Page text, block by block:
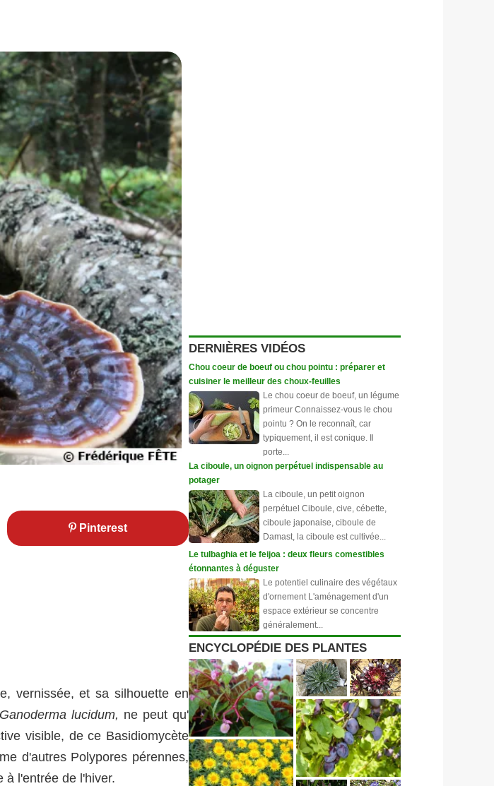
Pinterest
vernissée, et sa silhouette en
Ganoderma lucidum, ne peut qu'
visible, de ce Basidiomycète
d'autres Polypores pérennes,
à l'entrée de l'hiver.
DERNIÈRES VIDÉOS
Chou coeur de boeuf ou chou pointu : préparer et
cuisiner le meilleur des choux-feuilles
Le chou coeur de boeuf, un légume
primeur Connaissez-vous le chou
pointu ? On le reconnaît, car
typiquement, il est conique. Il
porte...
La ciboule, un oignon perpétuel indispensable au
potager
La ciboule, un petit oignon
perpétuel Ciboule, cive, cébette,
ciboule japonaise, ciboule de
Damast, la ciboule est cultivée...
Le tulbaghia et le feijoa : deux fleurs comestibles
étonnantes à déguster
Le potentiel culinaire des végétaux
d'ornement L'aménagement d'un
espace extérieur se concentre
généralement...
ENCYCLOPÉDIE DES PLANTES